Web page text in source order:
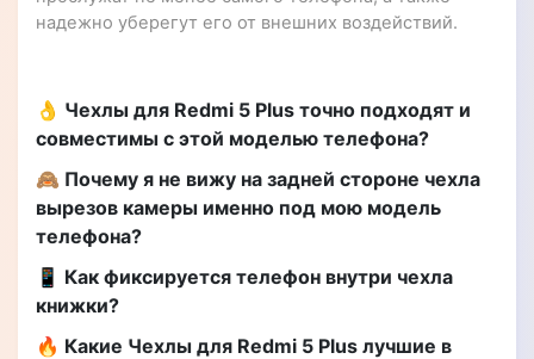
надежно уберегут его от внешних воздействий.
👌 Чехлы для Redmi 5 Plus точно подходят и
совместимы с этой моделью телефона?
🙈 Почему я не вижу на задней стороне чехла
вырезов камеры именно под мою модель
телефона?
📱 Как фиксируется телефон внутри чехла
книжки?
🔥 Какие Чехлы для Redmi 5 Plus лучшие в